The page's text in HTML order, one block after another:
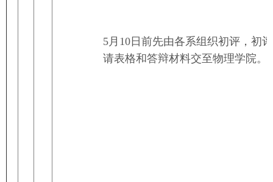
5月10日前先由各系组织初评，初
请表格和答辩材料交至物理学院。